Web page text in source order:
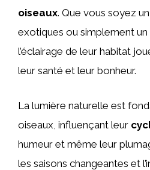
oiseaux. Que vous soyez
exotiques ou simplement
l’éclairage de leur habitat
leur santé et leur bonheur.
La lumière naturelle est
oiseaux, influençant leur
humeur et même leur
les saisons changeantes et